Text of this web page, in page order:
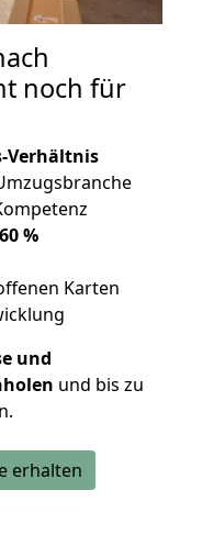
noch für
Verhältnis
%
Karten
und
und bis zu
erhalten